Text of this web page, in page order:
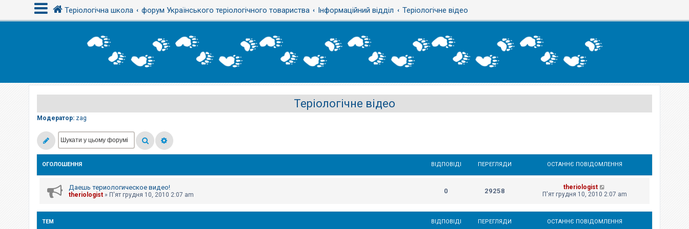
Теріологічна школа форум Українського теріологічного товариства Інформаційний відділ Теріологічне відео
Теріологічне відео
Модератор: zag
ОГОЛОШЕННЯ ВІДПОВІДІ ПЕРЕГЛЯДИ ОСТАННЄ ПОВІДОМЛЕННЯ
Даешь териологическое видео!
theriologist » П'ят грудня 10, 2010 2:07 am 0 29258
theriologist
П'ят грудня 10, 2010 2:07 am
ТЕМ ВІДПОВІДІ ПЕРЕГЛЯДИ ОСТАННЄ ПОВІДОМЛЕННЯ